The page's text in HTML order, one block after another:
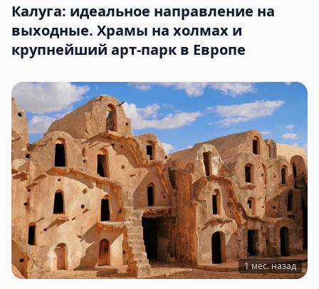
Калуга: идеальное направление на
выходные. Храмы на холмах и
крупнейший арт-парк в Европе
1 мес. назад